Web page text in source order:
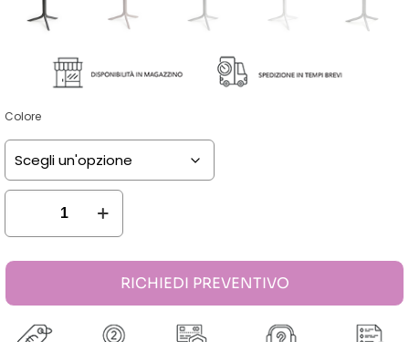
Colore
Base
Break
Alluminio
Nardi
quantità
RICHIEDI PREVENTIVO